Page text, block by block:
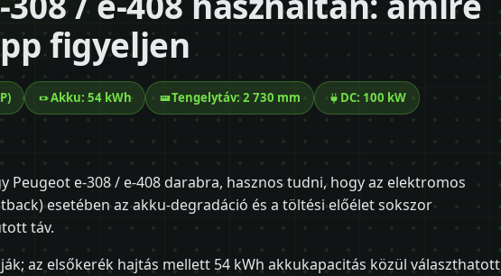
figyeljen
Akku: 54 kWh Tengelytáv: 2 730 mm DC: 100 kW
Peugeot e-308 / e-408 darabra, hasznos tudni, hogy az elektromos
esetében az akku-degradáció és a töltési előélet sokszor
táv.
az elsőkerék hajtás mellett 54 kWh akkukapacitás közül választhatott